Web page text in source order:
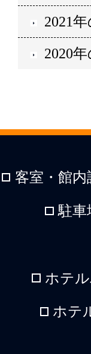
2021
2020
客室・館内
駐車
ホテ
ホテ